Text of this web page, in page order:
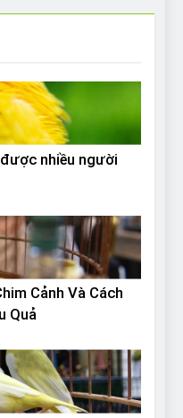
nhiều người
Cảnh Và Cách
Quả